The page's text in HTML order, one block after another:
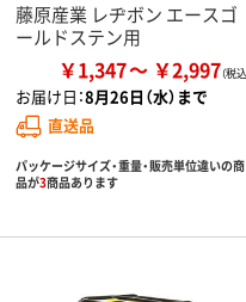
藤原産業 レヂボン エースゴ
ールドステン用
￥1,347 ￥2,997
お届け日：8月26日（水）まで
直送品
パッケージサイズ・重量・販売単位違いの商
品が3商品あります